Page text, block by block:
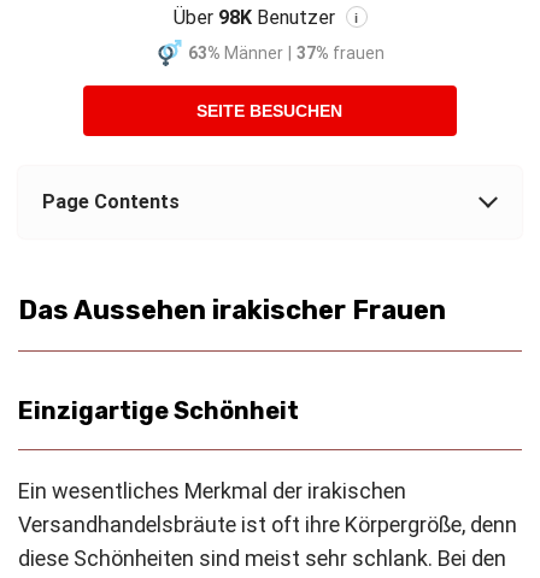
Über 98KBenutzer i
63% Männer 37% frauen
SEITE BESUCHEN
Page Contents
Das Aussehen irakischer Frauen
Einzigartige Schönheit
Ein wesentliches Merkmal der irakischen
Versandhandelsbräute ist oft ihre Körpergröße, denn
diese Schönheiten sind meist sehr schlank. Bei den